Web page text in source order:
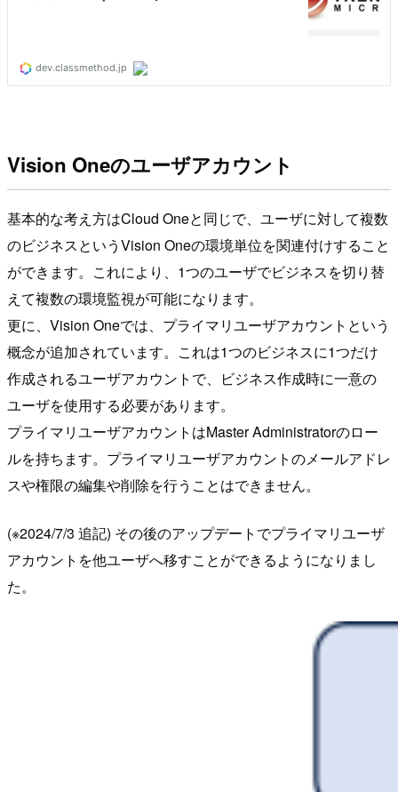
Vision Oneのユーザアカウント
基本的な考え方はCloud Oneと同じで、ユーザに対して複数
のビジネスというVision Oneの環境単位を関連付けすること
ができます。これにより、1つのユーザでビジネスを切り替
えて複数の環境監視が可能になります。
更に、Vision Oneでは、プライマリユーザアカウントという
概念が追加されています。これは1つのビジネスに1つだけ
作成されるユーザアカウントで、ビジネス作成時に一意の
ユーザを使用する必要があります。
プライマリユーザアカウントはMaster Administratorのロー
ルを持ちます。プライマリユーザアカウントのメールアドレ
スや権限の編集や削除を行うことはできません。
(※2024/7/3 追記) その後のアップデートでプライマリユーザ
アカウントを他ユーザへ移すことができるようになりまし
た。